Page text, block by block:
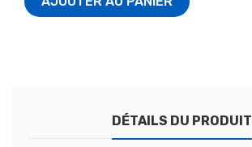
DÉTAILS DU PRODUIT